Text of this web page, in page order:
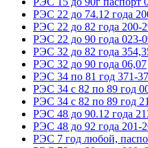
РЭС 22 до 74.12 года
РЭС 22 до 82 года 200-
РЭС 22 до 90 года 023-
РЭС 32 до 82 года
РЭС 32 до 90 года 06,07
РЭС 34 по 81 год 371-
РЭС 34 с 82 по 89 год
РЭС 34 с 82 по 89 год
РЭС 48 до 90.12 года
РЭС 48 до 92 года 201-
РЭС 7 год любой,